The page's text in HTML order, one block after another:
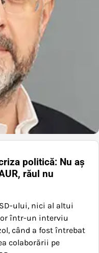
politică: Nu aș
răul nu
ului, nici al altui
într-un interviu
când a fost întrebat
colaborării pe